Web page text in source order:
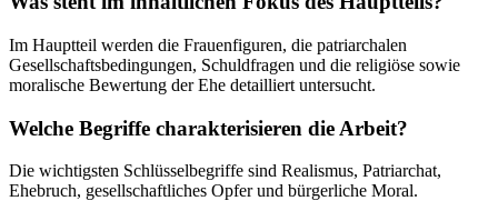
Im Hauptteil werden die Frauenfiguren, die patriarchalen
Gesellschaftsbedingungen, Schuldfragen und die religiöse sowie
moralische Bewertung der Ehe detailliert untersucht.
Welche Begriffe charakterisieren die Arbeit?
Die wichtigsten Schlüsselbegriffe sind Realismus, Patriarchat,
Ehebruch, gesellschaftliches Opfer und bürgerliche Moral.